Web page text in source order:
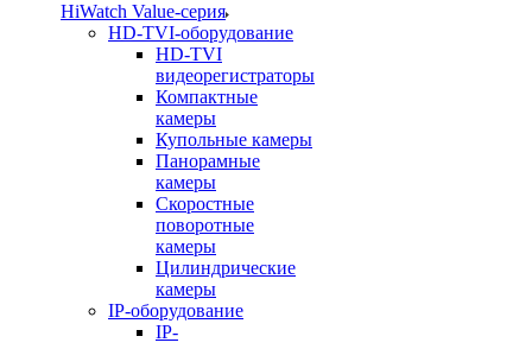
HiWatch Value-серия
HD-TVI-оборудование
HD-TVI
видеорегистраторы
Компактные
камеры
Купольные камеры
Панорамные
камеры
Скоростные
поворотные
камеры
Цилиндрические
камеры
IP-оборудование
IP-